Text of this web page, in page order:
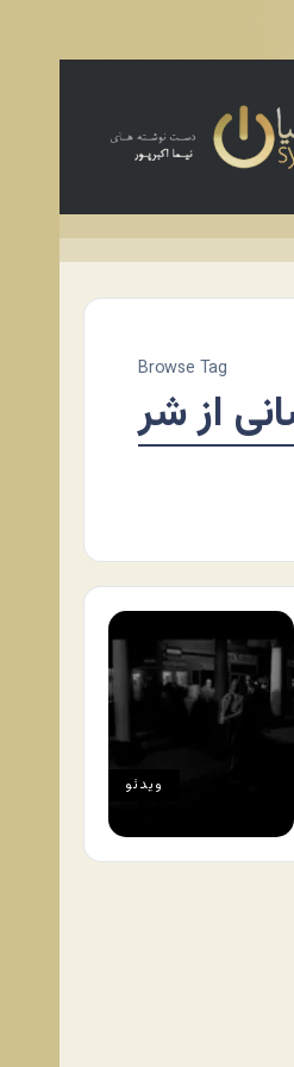
Browse Tag
از شر
ویدئو